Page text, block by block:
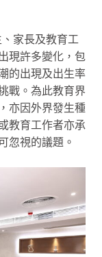
家長及教育工
現許多變化，包
的出現及出生率
戰。為此教育界
亦因外界發生種
教育工作者亦承
忽視的議題。